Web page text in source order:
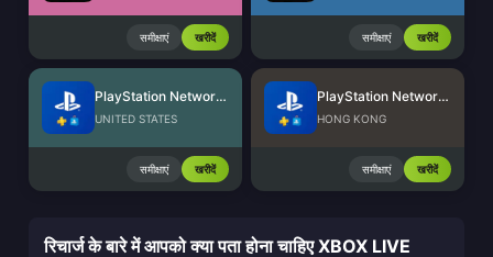
समीक्षाएं खरीदें समीक्षाएं खरीदें
PlayStation Network Card (US)
UNITED STATES
समीक्षाएं खरीदें
PlayStation Network Card (HK)
HONG KONG
समीक्षाएं खरीदें
रिचार्ज के बारे में आपको क्या पता होना चाहिए XBOX LIVE